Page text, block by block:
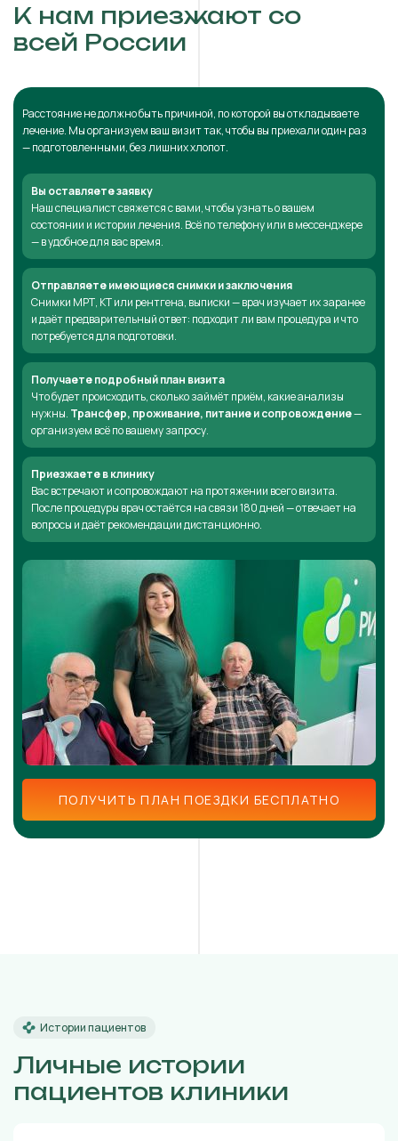
К нам приезжают со
всей России
Расстояние не должно быть причиной, по которой вы откладываете
лечение. Мы организуем ваш визит так, чтобы вы приехали один раз
— подготовленными, без лишних хлопот.
Вы оставляете заявку
Наш специалист свяжется с вами, чтобы узнать о вашем
состоянии и истории лечения. Всё по телефону или в мессенджере
— в удобное для вас время.
Отправляете имеющиеся снимки и заключения
Снимки МРТ, КТ или рентгена, выписки — врач изучает их заранее
и даёт предварительный ответ: подходит ли вам процедура и что
потребуется для подготовки.
Получаете подробный план визита
Что будет происходить, сколько займёт приём, какие анализы
нужны. Трансфер, проживание, питание и сопровождение—
организуем всё по вашему запросу.
Приезжаете в клинику
Вас встречают и сопровождают на протяжении всего визита.
После процедуры врач остаётся на связи 180 дней — отвечает на
вопросы и даёт рекомендации дистанционно.
ПОЛУЧИТЬ ПЛАН ПОЕЗДКИ БЕСПЛАТНО
Истории пациентов
Личные истории
пациентов клиники